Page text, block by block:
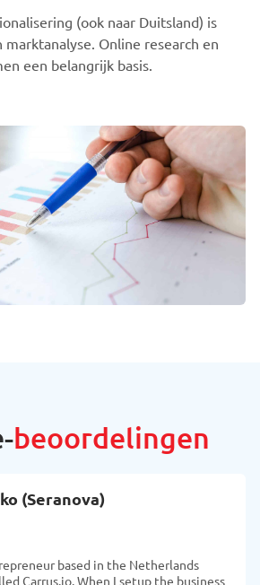
(ook naar Duitsland) is
Online research en
een belangrijk basis.
beoordelingen
(Seranova)
based in the Netherlands
Carrus.io. When I setup the business